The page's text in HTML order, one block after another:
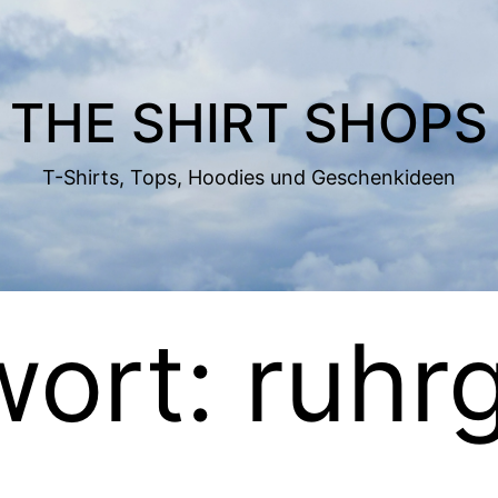
THE SHIRT SHOPS
T-Shirts, Tops, Hoodies und Geschenkideen